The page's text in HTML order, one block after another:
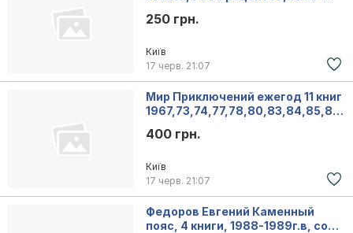
250 грн.
Київ
17 черв. 21:07
Мир Приключений ежегод 11 книг
1967,73,74,77,78,80,83,84,85,86,
400 грн.
Київ
17 черв. 21:07
Федоров Евгений Каменный
пояс, 4 книги, 1988-1989г.в, сост.